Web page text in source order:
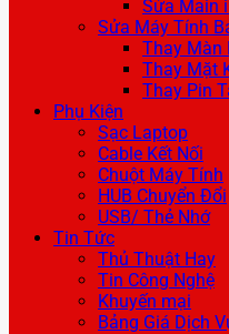
Sửa Main
Sửa Máy Tính
Thay Màn
Thay Mặt
Thay Pin
Phụ Kiện
Sạc Laptop
Cable Kết Nối
Chuột Máy Tính
HUB Chuyển Đổi
USB/ Thẻ Nhớ
Tin Tức
Thủ Thuật Hay
Tin Công Nghệ
Khuyến mại
Bảng Giá Dịch